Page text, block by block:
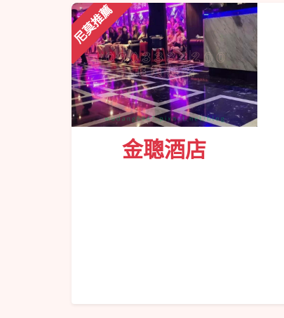
尼莫推薦
金聰酒店